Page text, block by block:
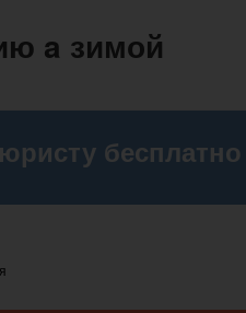
a зимой